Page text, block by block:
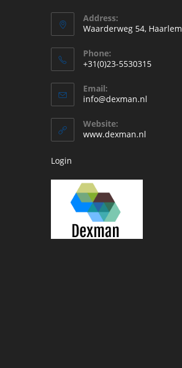
Address:
Waarderweg 54, Haarlem
Phone:
+31(0)23-5530315
in
je
toepassing
Email:
info@dexman.nl
Website:
www.dexman.nl
Login